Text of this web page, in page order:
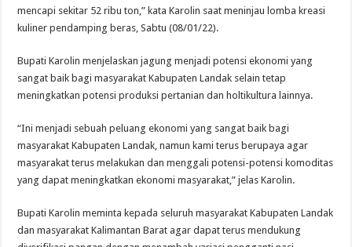
mencapi sekitar 52 ribu ton,” kata Karolin saat meninjau lomba kreasi
kuliner pendamping beras, Sabtu (08/01/22).
Bupati Karolin menjelaskan jagung menjadi potensi ekonomi yang
sangat baik bagi masyarakat Kabupaten Landak selain tetap
meningkatkan potensi produksi pertanian dan holtikultura lainnya.
“Ini menjadi sebuah peluang ekonomi yang sangat baik bagi
masyarakat Kabupaten Landak, namun kami terus berupaya agar
masyarakat terus melakukan dan menggali potensi-potensi komoditas
yang dapat meningkatkan ekonomi masyarakat,” jelas Karolin.
Bupati Karolin meminta kepada seluruh masyarakat Kabupaten Landak
dan masyarakat Kalimantan Barat agar dapat terus mendukung